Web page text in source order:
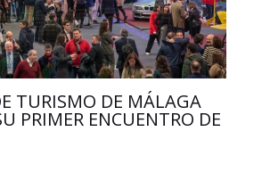
TURISMO DE MÁLAGA
PRIMER ENCUENTRO DE